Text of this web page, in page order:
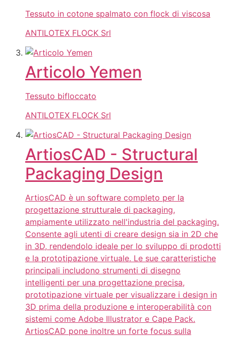
Tessuto in cotone spalmato con flock di viscosa
ANTILOTEX FLOCK Srl
Articolo Yemen
Tessuto bifloccato
ANTILOTEX FLOCK Srl
ArtiosCAD - Structural
Packaging Design
ArtiosCAD è un software completo per la
progettazione strutturale di packaging,
ampiamente utilizzato nell'industria del packaging.
Consente agli utenti di creare design sia in 2D che
in 3D, rendendolo ideale per lo sviluppo di prodotti
e la prototipazione virtuale. Le sue caratteristiche
principali includono strumenti di disegno
intelligenti per una progettazione precisa,
prototipazione virtuale per visualizzare i design in
3D prima della produzione e interoperabilità con
sistemi come Adobe Illustrator e Cape Pack.
ArtiosCAD pone inoltre un forte focus sulla